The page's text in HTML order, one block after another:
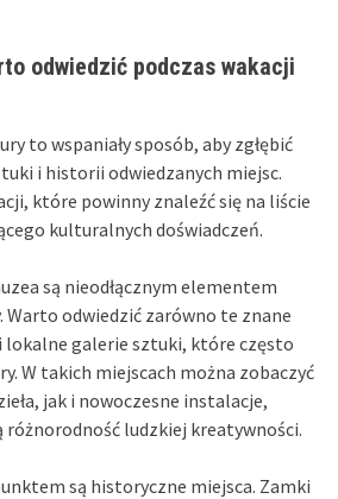
odwiedzić podczas wakacji
to wspaniały sposób, aby zgłębić
i historii odwiedzanych miejsc.
które powinny znaleźć się na liście
kulturalnych doświadczeń.
są nieodłącznym elementem
odwiedzić zarówno te znane
i lokalne galerie sztuki, które często
W takich miejscach można zobaczyć
jak i nowoczesne instalacje,
ludzkiej kreatywności.
są historyczne miejsca. Zamki